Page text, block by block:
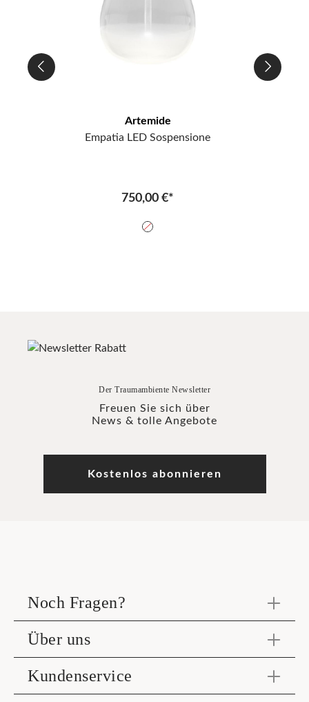
Artemide
Empatia LED Sospensione
750,00 €*
Der Traumambiente Newsletter
Freuen Sie sich über
News & tolle Angebote
Kostenlos abonnieren
Noch Fragen?
Über uns
Kundenservice